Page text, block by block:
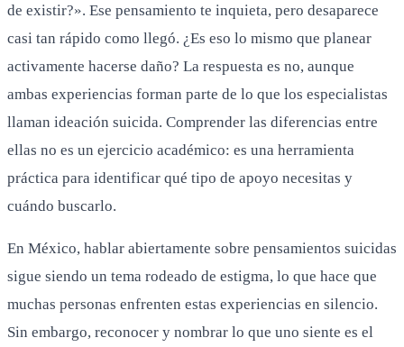
de existir?». Ese pensamiento te inquieta, pero desaparece
casi tan rápido como llegó. ¿Es eso lo mismo que planear
activamente hacerse daño? La respuesta es no, aunque
ambas experiencias forman parte de lo que los especialistas
llaman ideación suicida. Comprender las diferencias entre
ellas no es un ejercicio académico: es una herramienta
práctica para identificar qué tipo de apoyo necesitas y
cuándo buscarlo.
En México, hablar abiertamente sobre pensamientos suicidas
sigue siendo un tema rodeado de estigma, lo que hace que
muchas personas enfrenten estas experiencias en silencio.
Sin embargo, reconocer y nombrar lo que uno siente es el